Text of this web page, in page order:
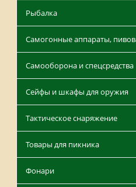
Рыбалка
Самогонные аппараты,
Самооборона и спецсредства
Сейфы и шкафы для оружия
Тактическое снаряжение
Товары для пикника
Фонари